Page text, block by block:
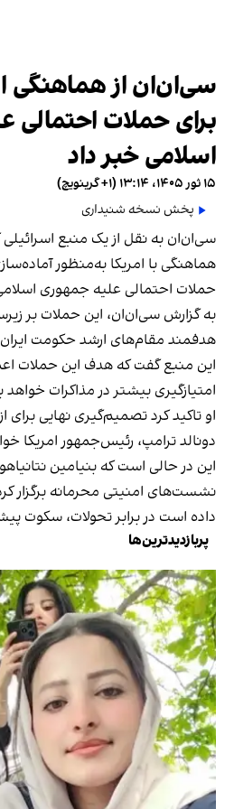
سی‌ان‌ان از هماهنگی
برای حملات احتمالی
اسلامی خبر داد
۱۵ ثور ۱۴۰۵، ۱۳:۱۴ (‎+۱ گرینویچ)
پخش نسخه شنیداری
سی‌ان‌ان به نقل از یک منبع
هماهنگی با امریکا به‌منظور
حملات احتمالی علیه جمهوری
به گزارش سی‌ان‌ان، این حملات بر
هدفمند مقام‌های ارشد حکومت
این منبع گفت که هدف این حملات
امتیازگیری بیشتر در مذاکرات خواهد
او تاکید کرد تصمیم‌گیری نهایی برای
دونالد ترامپ، رئیس‌جمهور امریکا
این در حالی است که بنیامین
نشست‌های امنیتی محرمانه برگزار
داده است در برابر تحولات، سکوت
پربازدیدترین‌ها